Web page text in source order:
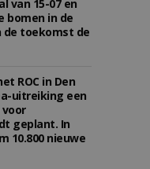
van 15-07 en
bomen in de
de toekomst de
ROC in Den
uitreiking een
geplant. In
10.800 nieuwe